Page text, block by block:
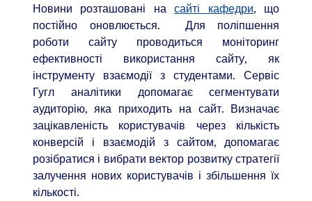
Новини розташовані насайті кафедри, що
постійно оновлюється. Для поліпшення
роботи сайту проводиться моніторинг
ефективності використання сайту, як
інструменту взаємодії з студентами. Сервіс
Гугл аналітики допомагає сегментувати
аудиторію, яка приходить на сайт. Визначає
зацікавленість користувачів через кількість
конверсій і взаємодій з сайтом, допомагає
розібратися і вибрати вектор розвитку стратегії
залучення нових користувачів і збільшення їх
кількості.